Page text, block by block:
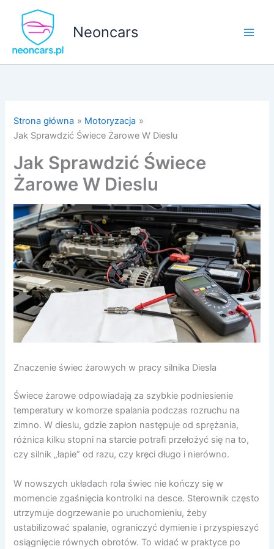
Neoncars
Strona główna
Motoryzacja
Jak Sprawdzić Świece Żarowe W Dieslu
Jak Sprawdzić Świece
Żarowe W Dieslu
Znaczenie świec żarowych w pracy silnika Diesla
Świece żarowe odpowiadają za szybkie podniesienie
temperatury w komorze spalania podczas rozruchu na
zimno. W dieslu, gdzie zapłon następuje od sprężania,
różnica kilku stopni na starcie potrafi przełożyć się na to,
czy silnik „łapie” od razu, czy kręci długo i nierówno.
W nowszych układach rola świec nie kończy się w
momencie zgaśnięcia kontrolki na desce. Sterownik często
utrzymuje dogrzewanie po uruchomieniu, żeby
ustabilizować spalanie, ograniczyć dymienie i przyspieszyć
osiągnięcie równych obrotów. To widać w praktyce po